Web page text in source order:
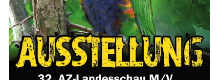
Wirtschaft
Kommentarrichtlinien und Netiquette für unsere Social Media-Kanäle
Willkommen in Strasburg (Uckermark)